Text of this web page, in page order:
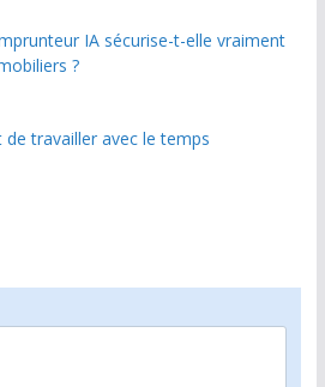
IA sécurise-t-elle vraiment
?